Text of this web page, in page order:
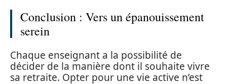
Conclusion : Vers un épanouissement
serein
Chaque enseignant a la possibilité de
décider de la manière dont il souhaite vivre
sa retraite. Opter pour une vie active n’est